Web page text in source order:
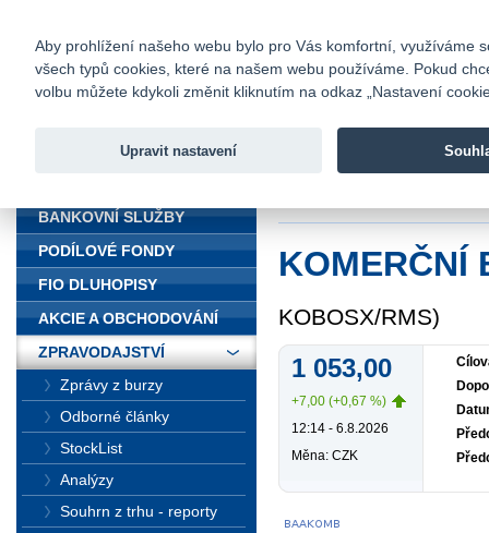
Fio banka
Fio banka
KOMERČNÍ
KOBOSX/RMS)
1 053,00
+7,00 (+0,67 %)
12:14 - 6.8.2026
Měna: CZK
BANKOVNÍ SLUŽBY
PODÍLOVÉ FONDY
FIO DLUHOPISY
AKCIE A OBCHODOVÁNÍ
ZPRAVODAJSTVÍ
Zprávy z burzy
Odborné články
StockList
Analýzy
Souhrn z trhu - reporty
Aby prohlížení našeho webu bylo pro Vás komfortní, využíváme
všech typů cookies, které na našem webu používáme. Pokud
volbu můžete kdykoli změnit kliknutím na odkaz „Nastavení
Upravit nastavení